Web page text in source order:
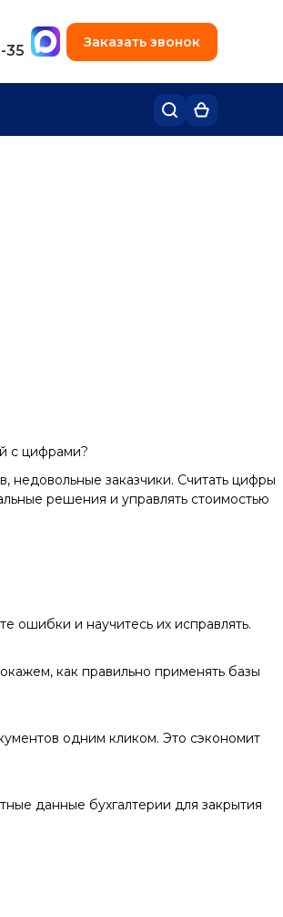
35
+7 (495) 780-48-49
Заказать звонок
с цифрами?
недовольные заказчики. Считать цифры
решения и управлять стоимостью
ошибки и научитесь их исправлять.
как правильно применять базы
одним кликом. Это сэкономит
данные бухгалтерии для закрытия